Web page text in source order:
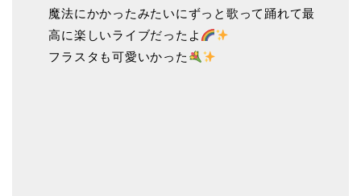
魔法にかかったみたいにずっと歌って踊れて最
高に楽しいライブだったよ
フラスタも可愛いかった